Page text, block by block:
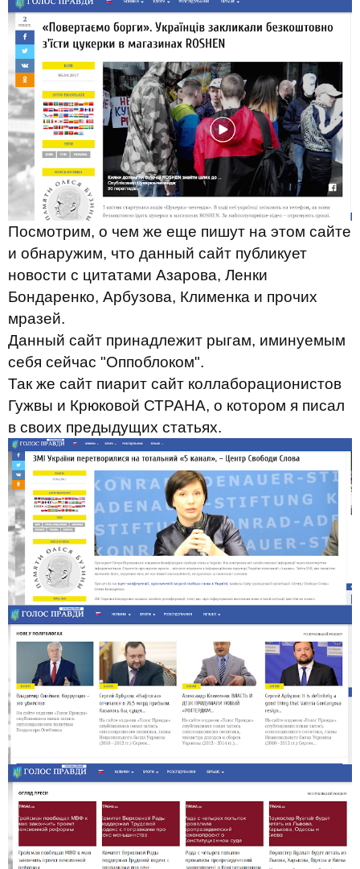
Посмотрим, о чем же еще пишут на этом сайте
и обнаружим, что данный сайт публикует
новости с цитатами Азарова, Ленки
Бондаренко, Арбузова, Клименка и прочих
мразей.
Данный сайт принадлежит рыгам, иминуемым
себя сейчас "Оппоблоком".
Так же сайт пиарит сайт коллаборационистов
Гужвы и Крюковой СТРАНА, о котором я писал
в своих предыдущих статьях.